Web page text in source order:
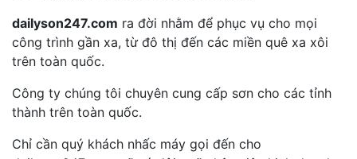
dailyson247.com ra đời nhằm để phục vụ cho mọi
công trình gần xa, từ đô thị đến các miền quê xa xôi
trên toàn quốc.
Công ty chúng tôi chuyên cung cấp sơn cho các tỉnh
thành trên toàn quốc.
Chỉ cần quý khách nhấc máy gọi đến cho